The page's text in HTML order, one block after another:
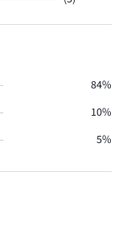
84%
10%
5%